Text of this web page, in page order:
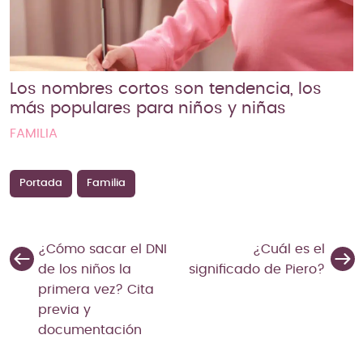
Los nombres cortos son tendencia, los
más populares para niños y niñas
FAMILIA
Portada Familia
¿Cómo sacar el DNI
de los niños la
primera vez? Cita
previa y
documentación
¿Cuál es el
significado de Piero?